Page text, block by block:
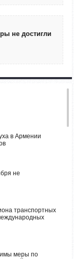
не достигли
в Армении
не
транспортных
меры по